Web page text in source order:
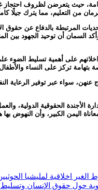
حيث يتعرضن لظروف
من التعليم، مما يترك جيلًا
المرتبطة بالدفاع عن
السمان أن توحيد الجهود
على أهمية تسليط الضوء
تركز على النساء
سواء عبر توفير الرعاية
الحقوقية الدولية،
اليمن الكبير، وأن النهوض
اخلاقية لمليشيا
حول حقوق الإنسان وتسليط